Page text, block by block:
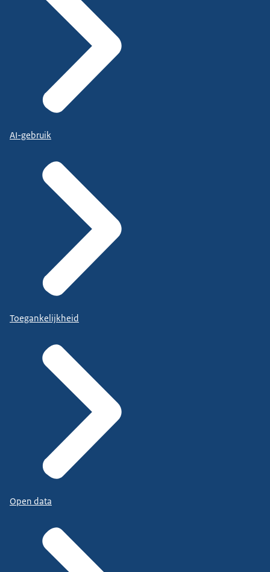
AI-gebruik
Toegankelijkheid
Open data